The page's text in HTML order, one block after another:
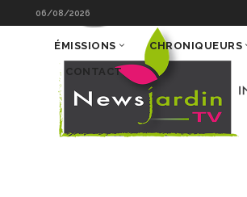
06/08/2026
ÉMISSIONS CHRONIQUEURS
CONTACT